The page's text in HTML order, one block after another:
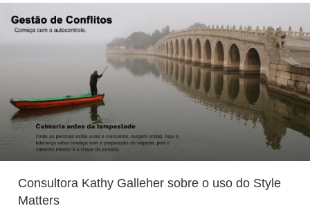
Consultora Kathy Galleher sobre o uso do Style
Matters